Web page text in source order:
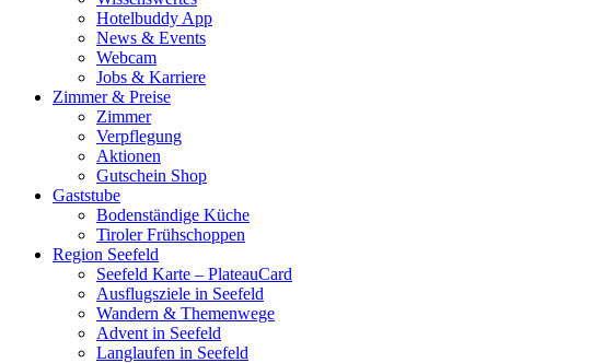
Hotelbuddy App
News & Events
Webcam
Jobs & Karriere
Zimmer & Preise
Zimmer
Verpflegung
Aktionen
Gutschein Shop
Gaststube
Bodenständige Küche
Tiroler Frühschoppen
Region Seefeld
Seefeld Karte – PlateauCard
Ausflugsziele in Seefeld
Wandern & Themenwege
Advent in Seefeld
Langlaufen in Seefeld